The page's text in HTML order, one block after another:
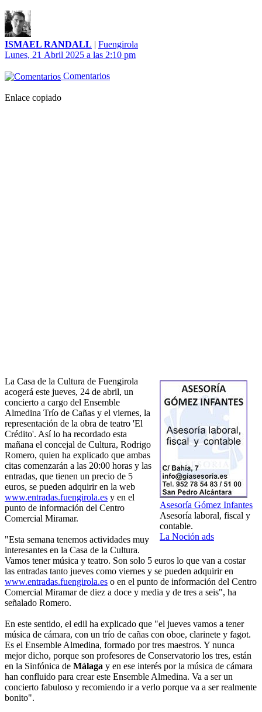
ISMAEL RANDALL | Fuengirola
Lunes, 21 Abril 2025 a las 2:10 pm
Comentarios
Enlace copiado
Asesoría Gómez Infantes
Asesoría laboral, fiscal y
contable.
La Noción ads
La Casa de la Cultura de Fuengirola
acogerá este jueves, 24 de abril, un
concierto a cargo del Ensemble
Almedina Trío de Cañas y el viernes, la
representación de la obra de teatro 'El
Crédito'. Así lo ha recordado esta
mañana el concejal de Cultura, Rodrigo
Romero, quien ha explicado que ambas
citas comenzarán a las 20:00 horas y las
entradas, que tienen un precio de 5
euros, se pueden adquirir en la web
www.entradas.fuengirola.es y en el
punto de información del Centro
Comercial Miramar.
"Esta semana tenemos actividades muy
interesantes en la Casa de la Cultura.
Vamos tener música y teatro. Son solo 5 euros lo que van a costar
las entradas tanto jueves como viernes y se pueden adquirir en
www.entradas.fuengirola.es o en el punto de información del Centro
Comercial Miramar de diez a doce y media y de tres a seis", ha
señalado Romero.
En este sentido, el edil ha explicado que "el jueves vamos a tener
música de cámara, con un trío de cañas con oboe, clarinete y fagot.
Es el Ensemble Almedina, formado por tres maestros. Y nunca
mejor dicho, porque son profesores de Conservatorio los tres, están
en la Sinfónica de Málaga y en ese interés por la música de cámara
han confluido para crear este Ensemble Almedina. Va a ser un
concierto fabuloso y recomiendo ir a verlo porque va a ser realmente
bonito".